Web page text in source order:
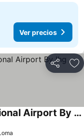
Ver precios
Compartir
Holiday Inn Toronto International Airport By Ihg